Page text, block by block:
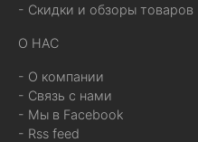
- Скидки и обзоры товаров
О НАС
- О компании
- Связь с нами
- Мы в Facebook
- Rss feed